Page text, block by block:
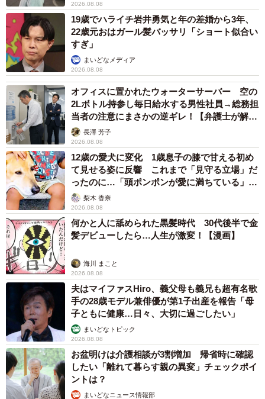
出掛けようとすると、即座に察知して阻止します。なんで分かるの？
覚悟を決めた新幸さんは、ボランティアさんにこう答えま
した。
「一緒に暮らします」
この答えを聞き届けたボランティアさんは、捕獲機をすぐ
設置。ほどなくして黒猫が捕まりました。捕獲機の中の黒
猫は険しい面立ちをし、あの可愛い長明くんとは似ても似
つかないように思えました。けれど、新幸さんは決めたの
です。この子を幸せにすると。
黒猫はボランティアさんの姿が見えなくなるまで、険しい
表情をしていました。いかにも野良猫といった風情です。
このままで本当に大丈夫だろうか…。
オトンの大事なもの
ところが、黒猫は新幸さんと二人きりになると、途端にゴ
ロゴロ。新幸さんを見上げて、こんなことを言っているか
のよう。
「オトン、やっとしずかになったな」
2026.08.08
19歳でハライチ岩井勇気と年の差婚から3年、
22歳元おはガール髪バッサリ「ショート似合い
すぎ」
まいどなメディア
2026.08.08
オフィスに置かれたウォーターサーバー 空の
2Lボトル持参し毎日給水する男性社員→総務担
当者の注意にまさかの逆ギレ！【弁護士が解
説】長澤 芳子
2026.08.08
12歳の愛犬に変化 1歳息子の膝で甘える初め
て見せる姿に反響 これまで「見守る立場」だ
ったのに…「頭ポンポンが愛に満ちている」
「尊…」
梨木 香奈
2026.08.08
何かと人に舐められた黒髪時代 30代後半で金
髪デビューしたら…人生が激変！【漫画】
海川 まこと
2026.08.08
夫はマイファスHiro、義父母も義兄も超有名歌
手の28歳モデル兼俳優が第1子出産を報告「母
子ともに健康…日々、大切に過ごしたい」
まいどなトピック
2026.08.08
お盆明けは介護相談が3割増加 帰省時に確認
したい「離れて暮らす親の異変」チェックポイ
ントは？
まいどなニュース情報部